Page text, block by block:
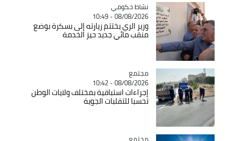
Catégorie
نشاط حكومي
08/08/2026 - 10:49
وزير الري يختتم زيارته إلى بسكرة بوضع
منقب مائي جديد حيز الخدمة
Catégorie
مجتمع
08/08/2026 - 10:42
إجراءات استباقية بمختلف ولايات الوطن
تحسبا للتقلبات الجوية